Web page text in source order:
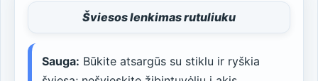
Šviesos lenkimas rutuliuku
Sauga: Būkite atsargūs su stiklu ir ryškia